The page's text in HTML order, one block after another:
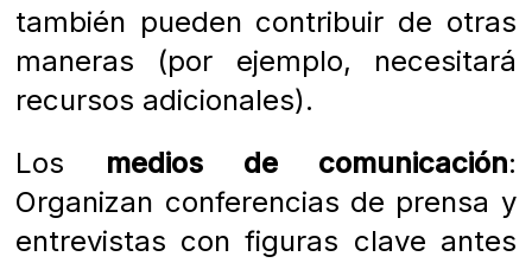
también pueden contribuir de otras
maneras (por ejemplo, necesitará
recursos adicionales).
Los medios de comunicación:
Organizan conferencias de prensa y
entrevistas con figuras clave antes